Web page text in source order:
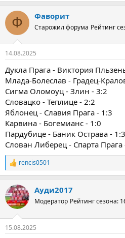
Ф Фаворит
Старожил форума Рейтинг
14.08.2025
Дукла Прага - Виктория
Млада-Болеслав - Градец-
Сигма Оломоуц - Злин - 3:2
Словацко - Теплице - 2:2
Яблонец - Славия Прага - 1:3
Карвина - Богемианс - 1:0
Пардубице - Баник Острава - 1:3
Слован Либерец - Спарта Прага
Р
е
к
ц
и
rencis0501
Ауди2017
Модератор Рейтинг сезона:
15.08.2025